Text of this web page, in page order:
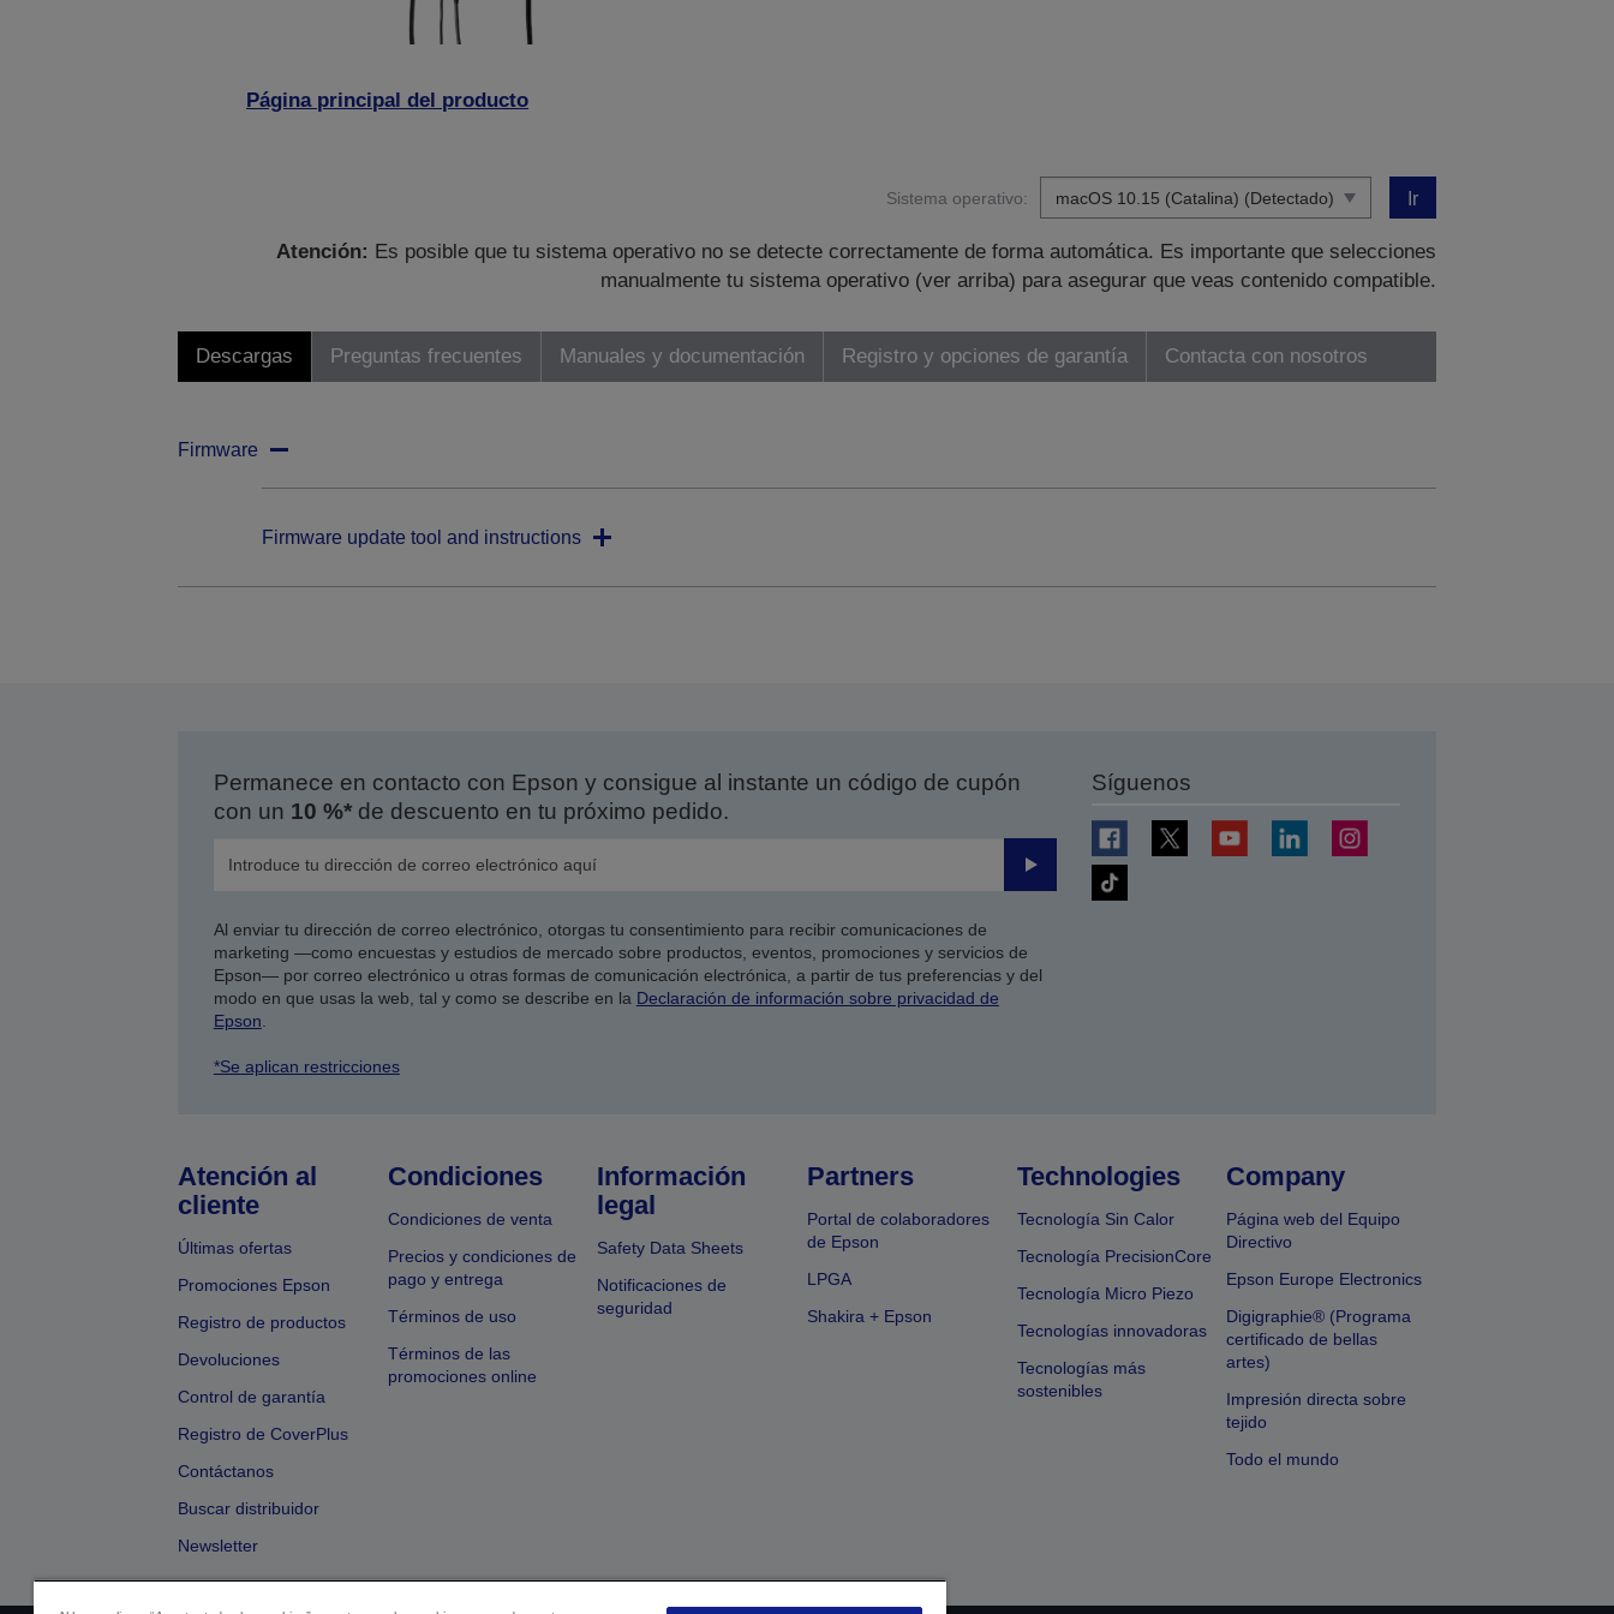
Página principal del producto
Sistema operativo: Ir
Atención: Es posible que tu sistema operativo no se detecte correctamente de forma automática. Es importante que selecciones
manualmente tu sistema operativo (ver arriba) para asegurar que veas contenido compatible.
Descargas Preguntas frecuentes Manuales y documentación Registro y opciones de garantía Contacta con nosotros
Firmware
Firmware update tool and instructions
Permanece en contacto con Epson y consigue al instante un código de cupón
con un 10 %*de descuento en tu próximo pedido.
Enviar
Al enviar tu dirección de correo electrónico, otorgas tu consentimiento para recibir comunicaciones de
marketing —como encuestas y estudios de mercado sobre productos, eventos, promociones y servicios de
Epson— por correo electrónico u otras formas de comunicación electrónica, a partir de tus preferencias y del
modo en que usas la web, tal y como se describe en la Declaración de información sobre privacidad de
Epson.
*Se aplican restricciones
Síguenos
Atención al
cliente
Últimas ofertas
Promociones Epson
Registro de productos
Devoluciones
Control de garantía
Registro de CoverPlus
Contáctanos
Buscar distribuidor
Newsletter
Condiciones
Condiciones de venta
Precios y condiciones de
pago y entrega
Términos de uso
Términos de las
promociones online
Información
legal
Safety Data Sheets
Notificaciones de
seguridad
Partners
Portal de colaboradores
de Epson
LPGA
Shakira + Epson
Technologies
Tecnología Sin Calor
Tecnología PrecisionCore
Tecnología Micro Piezo
Tecnologías innovadoras
Tecnologías más
sostenibles
Company
Página web del Equipo
Directivo
Epson Europe Electronics
Digigraphie® (Programa
certificado de bellas
artes)
Impresión directa sobre
tejido
Todo el mundo